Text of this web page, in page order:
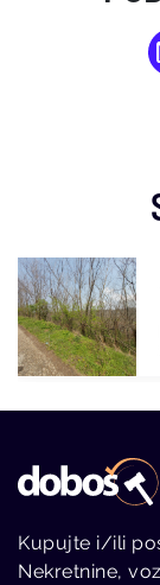
Kupujte i/ili
Nekretnine,